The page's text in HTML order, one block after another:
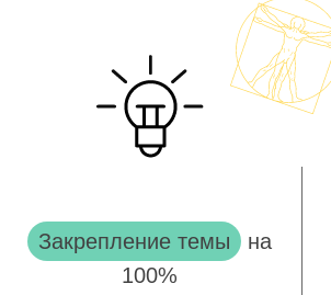
Закрепление темы на
100%